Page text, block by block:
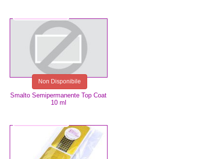
Smalto Semipermanente Top Coat
10 ml
Non Disponibile